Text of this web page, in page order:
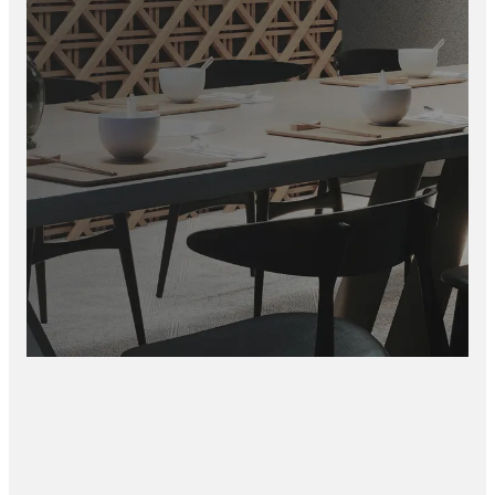
Modern alternatief voor verf, behang en tegels
Onze wandpanelen bieden een snelle en luxe oplossing voor
traditionele wandafwerking.
De voordelen:
Geen droogtijd zoals bij verf of stucwerk
Geen voegen zoals bij tegels
Geen luchtbellen of scheuren zoals bij behang
Direct een strak eindresultaat
Eenvoudig te vervangen of vernieuwen